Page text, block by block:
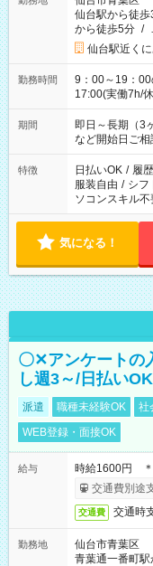
仙台駅から徒歩
から徒歩5分 /
仙台駅近く
勤務時間
9：00～19：00の中で実働7
17:00(実働7h/
18:30(実働8h/
19:00(実働8h/休憩1h) ＊時間固定ＯＫ ＊
方、歓迎！
期間
即日～長期（
など開始日ご相
特徴 日払いOK / 履
服装自由 / シフ
ソコンスキル不
気になる！
〇✕アンケートの
し週3～/日払い
派遣 職種未経験OK 社
WEB登録・面接OK
給与
時給1600円 ＊
交通費別途
交通費 交通時
勤務地
仙台市青葉区
青葉通一番町